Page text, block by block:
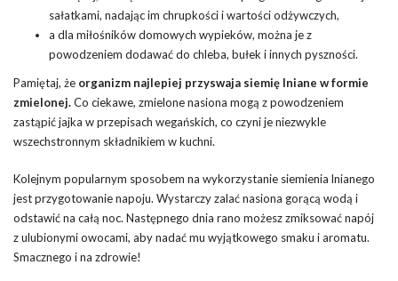
sałatkami, nadając im chrupkości i wartości odżywczych,
a dla miłośników domowych wypieków, można je z
powodzeniem dodawać do chleba, bułek i innych pyszności.
Pamiętaj, że organizm najlepiej przyswaja siemię lniane w formie
zmielonej.Co ciekawe, zmielone nasiona mogą z powodzeniem
zastąpić jajka w przepisach wegańskich, co czyni je niezwykle
wszechstronnym składnikiem w kuchni.
Kolejnym popularnym sposobem na wykorzystanie siemienia lnianego
jest przygotowanie napoju. Wystarczy zalać nasiona gorącą wodą i
odstawić na całą noc. Następnego dnia rano możesz zmiksować napój
z ulubionymi owocami, aby nadać mu wyjątkowego smaku i aromatu.
Smacznego i na zdrowie!